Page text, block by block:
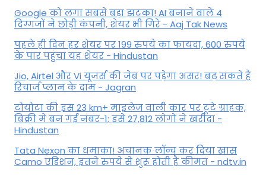
Google को लगा सबसे बड़ा झटका! AI बनाने वाले 4
दिग्गजों ने छोड़ी कंपनी, शेयर भी गिरे - Aaj Tak News
पहले ही दिन हर शेयर पर 199 रुपये का फायदा, 600 रुपये
के पार पहुंचा यह शेयर - Hindustan
Jio, Airtel और Vi यूजर्स की जेब पर पड़ेगा असर! बढ़ सकते हैं
रिचार्ज प्लान के दाम - Jagran
टोयोटा की इस 23 km+ माइलेज वाली कार पर टूटे ग्राहक,
बिक्री में बन गई नंबर-1; इसे 27,812 लोगों ने खरीदा -
Hindustan
Tata Nexon का धमाका! अचानक लॉन्च कर दिया खास
Camo एडिशन, इतने रुपये से शुरू होती है कीमत - ndtv.in